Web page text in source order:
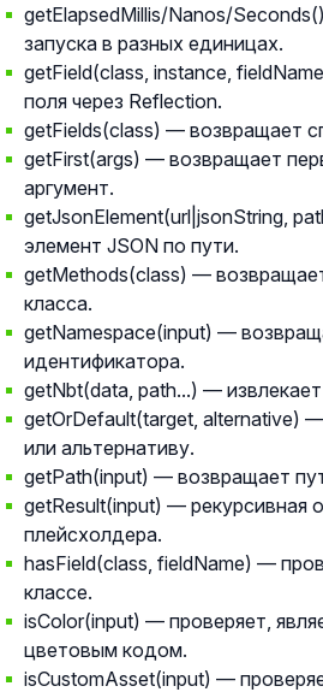
getElapsedMillis/Nanos/
запуска в разных единицах.
getField(class, instance,
поля через Reflection.
getFields(class) — возвращает
getFirst(args) — возвращает
аргумент.
getJsonElement(url|jsonString,
элемент JSON по пути.
getMethods(class) —
класса.
getNamespace(input) —
идентификатора.
getNbt(data, path...) — извлекает
getOrDefault(target, alternative)
или альтернативу.
getPath(input) — возвращает
getResult(input) — рекурсивная
плейсхолдера.
hasField(class, fieldName) —
классе.
isColor(input) — проверяет,
цветовым кодом.
isCustomAsset(input) —